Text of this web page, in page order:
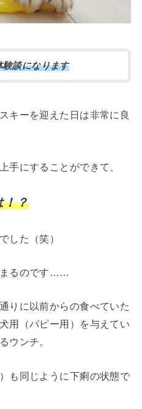
験談になります
キーを迎えた日は非常に良
手にすることができて、
！？
した（笑）
まるのです……
りに以前からの食べていた
用（パピー用）を与えてい
ウンチ。
も同じように下痢の状態で